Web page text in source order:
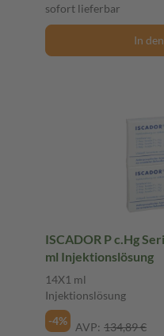
sofort lieferbar
In
ISCADOR P c.Hg
ml Injektionslösung
14X1 ml
Injektionslösung
-4%
AVP: 134,89 €